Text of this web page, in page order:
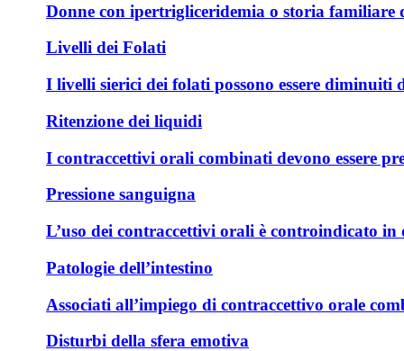
Donne con ipertrigliceridemia o storia familiare
Livelli dei Folati
I livelli sierici dei folati possono essere
Ritenzione dei liquidi
I contraccettivi orali combinati devono essere
Pressione sanguigna
L’uso dei contraccettivi orali è controindicato
Patologie dell’intestino
Associati all’impiego di contraccettivo orale
Disturbi della sfera emotiva